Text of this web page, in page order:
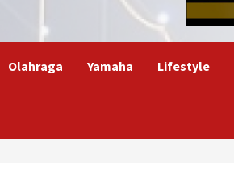
Olahraga Yamaha Lifestyle